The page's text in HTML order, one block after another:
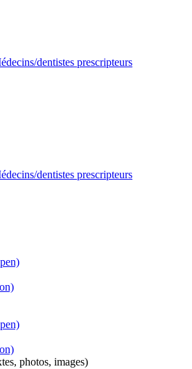
dentistes prescripteurs
dentistes prescripteurs
photos, images)